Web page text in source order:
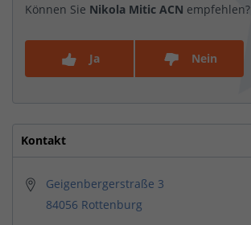
Können Sie Nikola Mitic ACN empfehlen?
Ja Nein
Kontakt
Geigenbergerstraße 3
84056 Rottenburg